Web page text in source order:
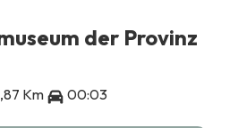
der Provinz
Km 00:03